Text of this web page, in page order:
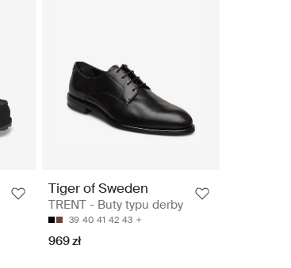
Tiger of Sweden
TRENT - Buty typu derby
39 40 41 42 43
969 zł